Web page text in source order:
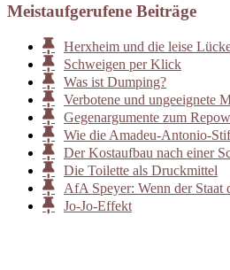
Meistaufgerufene Beiträge
Herxheim und die leise
Schweigen per Klick
Was ist Dumping?
Verbotene und ungeeignete
Gegenargumente zum
Wie die Amadeu-Antonio-
Der Kostaufbau nach einer
Die Toilette als Druckmittel
AfA Speyer: Wenn der Staat
Jo-Jo-Effekt